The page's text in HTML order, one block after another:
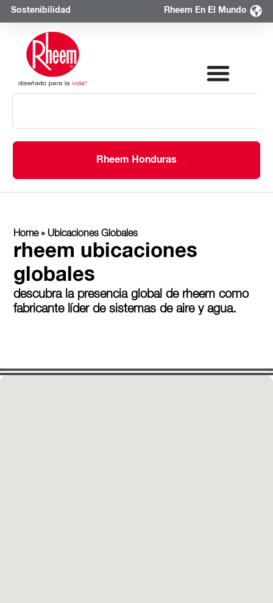
Sostenibilidad Rheem En El Mundo
Rheem Honduras
Home» Ubicaciones Globales
rheem ubicaciones
globales
descubra la presencia global de rheem como
fabricante líder de sistemas de aire y agua.